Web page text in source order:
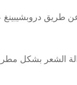
طريق دروبشيبينغ
الشعر بشكل